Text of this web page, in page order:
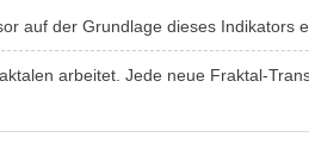
auf der Grundlage dieses Indikators
arbeitet. Jede neue Fraktal-